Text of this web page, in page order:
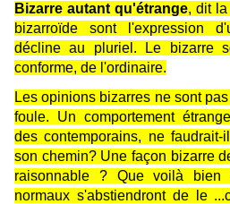
Bizarre autant qu'étrange, dit la
bizarroïde sont l'expression
décline au pluriel. Le bizarre
conforme, de l'ordinaire.
Les opinions bizarres ne sont
foule. Un comportement
des contemporains, ne
son chemin? Une façon bizarre
raisonnable ? Que voilà
normaux s'abstiendront de le